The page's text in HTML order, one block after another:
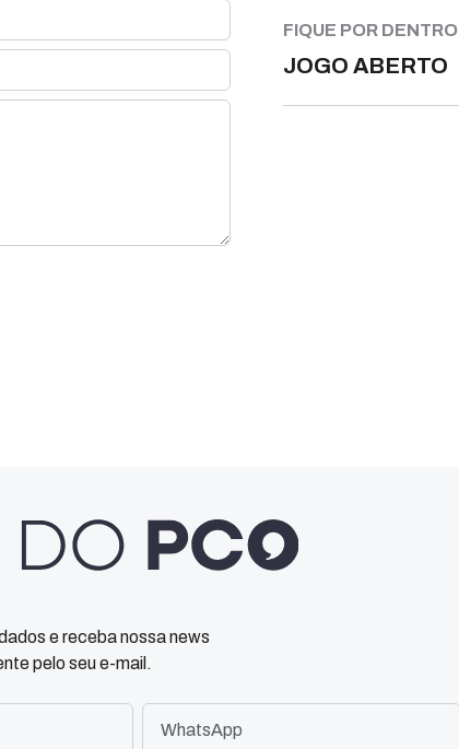
FIQUE POR DENTRO
JOGO ABERTO
e receba nossa news
pelo seu e-mail.